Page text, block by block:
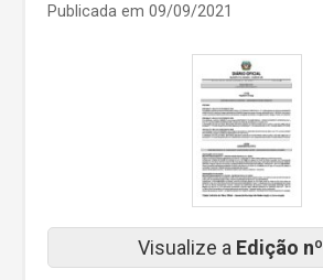
Publicada em 09/09/2021
Visualize a Edição